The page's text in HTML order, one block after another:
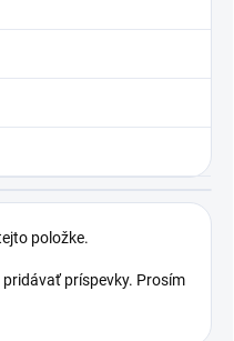
položke.
príspevky. Prosím